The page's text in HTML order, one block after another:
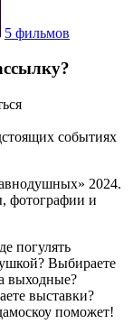
5 фильмов
событиях
2024.
фотографии и
погулять
Выбираете
выходные?
выставки?
поможет!